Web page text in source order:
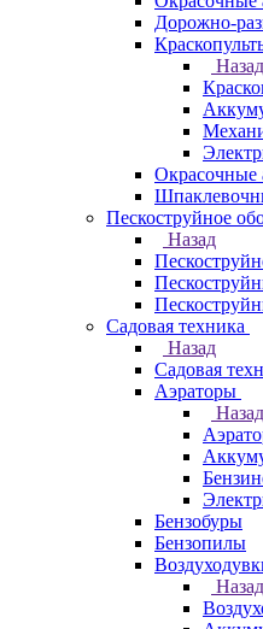
Дорожно-
Назад
Окрасочные
Пескоструйное
Назад
Садовая техника
Назад
Садовая
Аэраторы
Назад
Бензобуры
Бензопилы
Назад